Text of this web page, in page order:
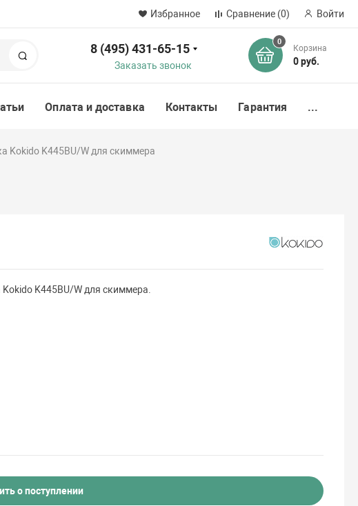
Избранное Сравнение (0) Войти
8 (495) 431-65-15
Заказать звонок
0
Корзина
0 руб.
Оплата и доставка Контакты Гарантия ...
Kokido K445BU/W для скиммера
K445BU/W для скиммера.
о поступлении